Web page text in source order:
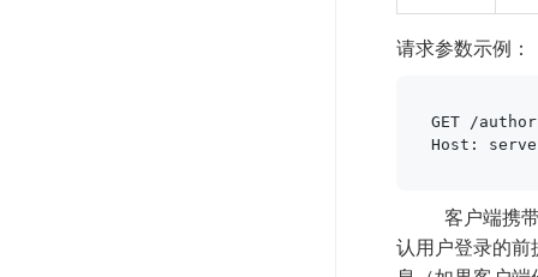
请求参数示例：
GET /
Host:
客户端携带上
认用户登录的